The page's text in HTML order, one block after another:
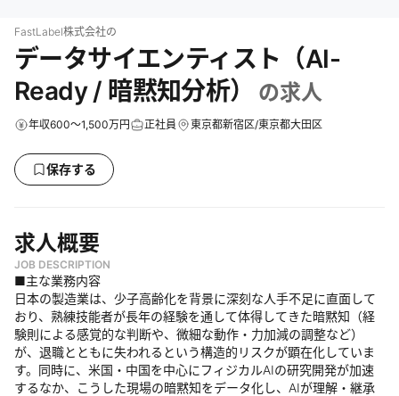
FastLabel株式会社の
データサイエンティスト（AI-
Ready / 暗黙知分析）
の求人
年収600～1,500万円 正社員 東京都新宿区/東京都大田区
保存する
求人概要
JOB DESCRIPTION
■主な業務内容
日本の製造業は、少子高齢化を背景に深刻な人手不足に直面して
おり、熟練技能者が長年の経験を通して体得してきた暗黙知（経
験則による感覚的な判断や、微細な動作・力加減の調整など）
が、退職とともに失われるという構造的リスクが顕在化していま
す。同時に、米国・中国を中心にフィジカルAIの研究開発が加速
するなか、こうした現場の暗黙知をデータ化し、AIが理解・継承